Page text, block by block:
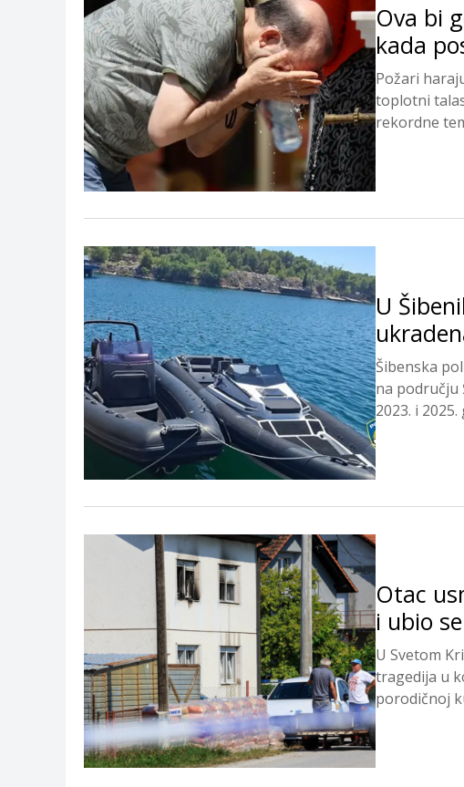
Ova bi
kada
Požari
toplotni
rekordne
U
Šibenska
na području
2023. i 2025.
Otac
i ubio se
U Svetom
tragedija u
porodičnoj